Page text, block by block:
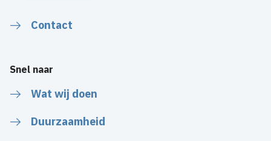
Contact
Snel naar
Wat wij doen
Duurzaamheid